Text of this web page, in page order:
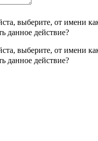
выберите, от имени
данное действие?
выберите, от имени
данное действие?